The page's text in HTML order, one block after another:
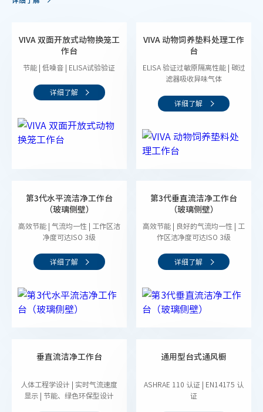
VIVA 双面开放式动物换笼工
作台
节能 | 低噪音 | ELISA试验验证
详细了解
VIVA 动物饲养垫料处理工作
台
ELISA 验证过敏原隔离性能 | 碳过
滤器吸收异味气体
详细了解
第3代水平流洁净工作台
（玻璃侧壁）
高效节能 | 气流均一性 | 工作区洁
净度可达ISO 3级
详细了解
第3代垂直流洁净工作台
（玻璃侧壁）
高效节能 | 良好的气流均一性 | 工
作区洁净度可达ISO 3级
详细了解
垂直流洁净工作台
人体工程学设计 | 实时气流速度
显示 | 节能、绿色环保型设计
通用型台式通风橱
ASHRAE 110 认证 | EN14175 认
证